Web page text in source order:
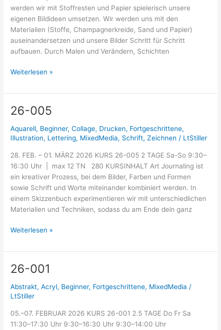
werden wir mit Stoffresten und Papier spielerisch unsere
eigenen Bildideen umsetzen. Wir werden uns mit den
Materialien (Stoffe, Champagnerkreide, Sand und Papier)
auseinandersetzen und unsere Bilder Schritt für Schritt
aufbauen. Durch Malen und Verändern, Schichten
Weiterlesen »
26-005
Aquarell, Beginner,Collage, Drucken, Fortgeschrittene,
Illustration, Lettering, MixedMedia, Schrift,Zeichnen / LtStiller
28. FEB. – 01. MÄRZ 2026 KURS 26-005 2 TAGE Sa-So 9:30–
16:30 Uhr | max 12 TN 280 KURSINHALT Art Journaling ist
ein kreativer Prozess, bei dem Bilder, Farben und Formen
sowie Schrift und Worte miteinander kombiniert werden. In
einem Skizzenbuch experimentieren wir mit unterschiedlichen
Materialien und Techniken, sodass du am Ende dein ganz
26-
Weiterlesen »
26-001
Abstrakt,Acryl, Beginner, Fortgeschrittene, MixedMedia /
LtStiller
05.–07. FEBRUAR 2026 KURS 26-001 2.5 TAGE Do Fr Sa
11:30–17:30 Uhr 9:30–16:30 Uhr 9:30–14:00 Uhr
26-